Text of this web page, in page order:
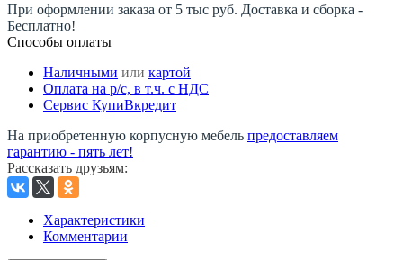
При оформлении заказа от 5 тыс руб. Доставка и сборка -
Бесплатно!
Способы оплаты
Наличными или картой
Оплата на р/c, в т.ч. с НДС
Сервис КупиВкредит
На приобретенную корпусную мебель предоставляем
гарантию - пять лет!
Рассказать друзьям:
Характеристики
Комментарии